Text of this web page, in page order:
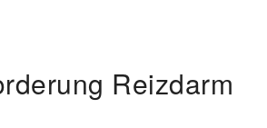
Reizdarm